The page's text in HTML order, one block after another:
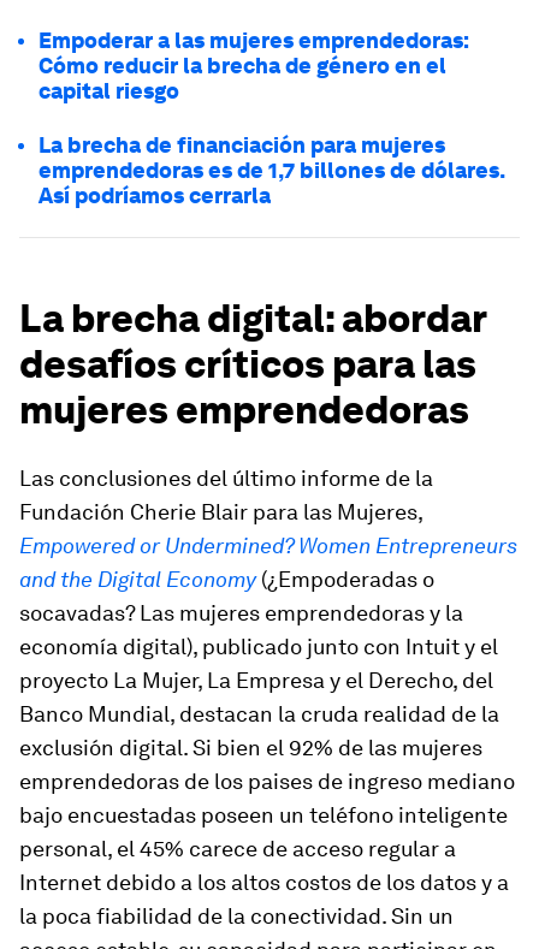
Empoderar a las mujeres emprendedoras:
Cómo reducir la brecha de género en el
capital riesgo
La brecha de financiación para mujeres
emprendedoras es de 1,7 billones de dólares.
Así podríamos cerrarla
La brecha digital: abordar
desafíos críticos para las
mujeres emprendedoras
Las conclusiones del último informe de la
Fundación Cherie Blair para las Mujeres,
Empowered or Undermined? Women Entrepreneurs
and the Digital Economy(¿Empoderadas o
socavadas? Las mujeres emprendedoras y la
economía digital), publicado junto con Intuit y el
proyecto La Mujer, La Empresa y el Derecho, del
Banco Mundial, destacan la cruda realidad de la
exclusión digital. Si bien el 92% de las mujeres
emprendedoras de los paises de ingreso mediano
bajo encuestadas poseen un teléfono inteligente
personal, el 45% carece de acceso regular a
Internet debido a los altos costos de los datos y a
la poca fiabilidad de la conectividad. Sin un